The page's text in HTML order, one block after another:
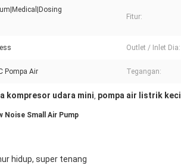
Fitur:
Outlet / Inlet Dia:
Pompa Air Tegangan:
kompresor udara mini, pompa air listrik kecil
Noise Small Air Pump
hidup, super tenang